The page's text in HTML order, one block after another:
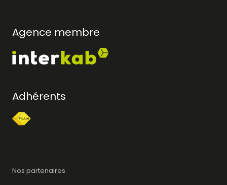
Agence membre
Adhérents
Nos partenaires